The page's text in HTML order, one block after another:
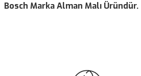
Bosch Marka Alman Malı Üründür.